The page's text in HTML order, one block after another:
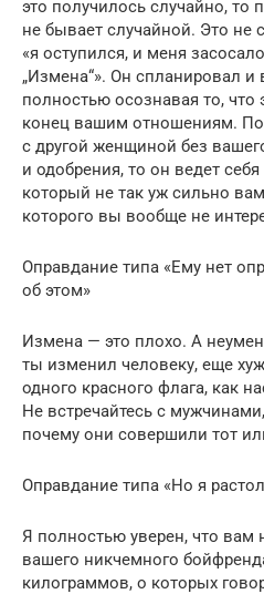
это получилось случайно, то
не бывает случайной. Это не
«я оступился, и меня
„Измена“». Он спланировал и
полностью осознавая то,
конец вашим отношениям.
с другой женщиной без
и одобрения, то он ведет
который не так уж сильно
которого вы вообще не
Оправдание типа «Ему нет
об этом»
Измена — это плохо. А
ты изменил человеку, еще
одного красного флага, как
Не встречайтесь с
почему они совершили тот
Оправдание типа «Но я
Я полностью уверен, что вам
вашего никчемного
килограммов, о которых